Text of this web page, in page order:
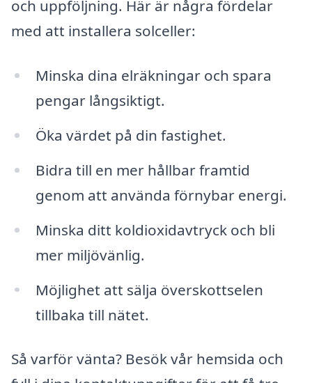
och uppföljning. Här är några fördelar
med att installera solceller:
Minska dina elräkningar och spara
pengar långsiktigt.
Öka värdet på din fastighet.
Bidra till en mer hållbar framtid
genom att använda förnybar energi.
Minska ditt koldioxidavtryck och bli
mer miljövänlig.
Möjlighet att sälja överskottselen
tillbaka till nätet.
Så varför vänta? Besök vår hemsida och